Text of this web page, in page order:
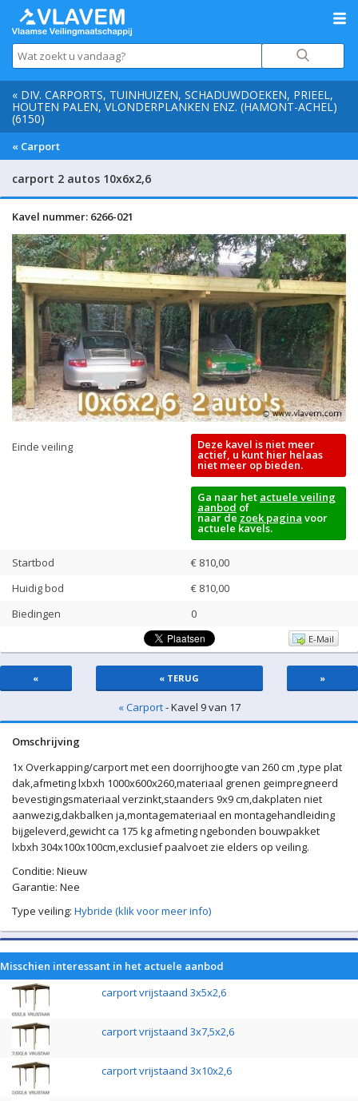
« DIV. CARPORTS, TUINHUIZEN, SCHADUWDOEKEN, PRIEEL,
HOUTEN PALEN, VLONDERPLANKEN ENZ. (HAMONT-ACHEL)
(6150)
« Carport
carport 2 autos 10x6x2,6
Kavel nummer: 6266-021
Einde veiling Deze kavel is niet meer
actief, u kunt hier helaas
niet meer op bieden.
Ga naar het actuele veiling
aanbod of
naar de zoek pagina voor
actuele kavels.
Startbod
€ 810,00
Huidig bod
€ 810,00
Biedingen
0
E-Mail
« « TERUG »
« Carport- Kavel 9 van 17
Omschrijving
1x Overkapping/carport met een doorrijhoogte van 260 cm ,type plat
dak,afmeting lxbxh 1000x600x260,materiaal grenen geimpregneerd
bevestigingsmateriaal verzinkt,staanders 9x9 cm,dakplaten niet
aanwezig,dakbalken ja,montagemateriaal en montagehandleiding
bijgeleverd,gewicht ca 175 kg afmeting ngebonden bouwpakket
lxbxh 304x100x100cm,exclusief paalvoet zie elders op veiling.
Conditie: Nieuw
Garantie: Nee
Type veiling: Hybride (klik voor meer info)
Misschien interessant in het actuele aanbod
carport vrijstaand 3x5x2,6
carport vrijstaand 3x7,5x2,6
carport vrijstaand 3x10x2,6